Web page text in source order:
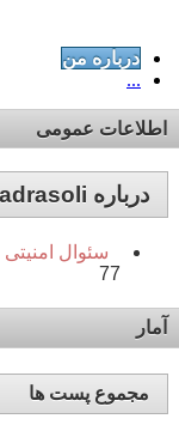
درباره من
...
اطلاعات عمومی
درباره javadrasoli
سئوال امنیتی
77
آمار
مجموع پست ها